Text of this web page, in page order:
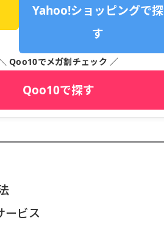
Yahoo!ショッピングで探
す
Qoo10でメガ割チェック ／
Qoo10で探す
ービス